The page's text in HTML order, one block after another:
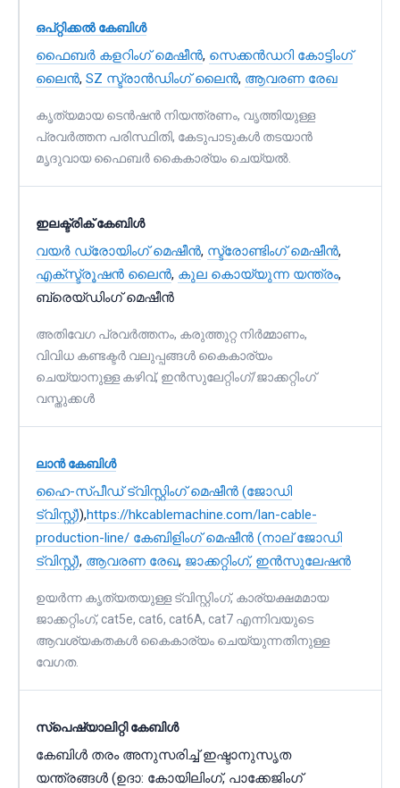
ഒപ്റ്റിക്കൽ കേബിൾ
ഫൈബർ കളറിംഗ് മെഷീൻ, സെക്കൻഡറി കോട്ടിംഗ്
ലൈൻ, SZ സ്ട്രാൻഡിംഗ് ലൈൻ, ആവരണ രേഖ
കൃത്യമായ ടെൻഷൻ നിയന്ത്രണം, വൃത്തിയുള്ള
പ്രവർത്തന പരിസ്ഥിതി, കേടുപാടുകൾ തടയാൻ
മൃദുവായ ഫൈബർ കൈകാര്യം ചെയ്യൽ.
ഇലക്ട്രിക് കേബിൾ
വയർ ഡ്രോയിംഗ് മെഷീൻ, സ്ട്രോണ്ടിംഗ് മെഷീൻ,
എക്സ്ട്രൂഷൻ ലൈൻ, കുല കൊയ്യുന്ന യന്ത്രം,
ബ്രെയ്ഡിംഗ് മെഷീൻ
അതിവേഗ പ്രവർത്തനം, കരുത്തുറ്റ നിർമ്മാണം,
വിവിധ കണ്ടക്ടർ വലുപ്പങ്ങൾ കൈകാര്യം
ചെയ്യാനുള്ള കഴിവ്, ഇൻസുലേറ്റിംഗ്/ജാക്കറ്റിംഗ്
വസ്തുക്കൾ
ലാൻ കേബിൾ
ഹൈ-സ്പീഡ് ട്വിസ്റ്റിംഗ് മെഷീൻ (ജോഡി
ട്വിസ്റ്റ്)),https://hkcablemachine.com/lan-cable-
production-line/ കേബിളിംഗ് മെഷീൻ (നാല് ജോഡി
ട്വിസ്റ്റ്), ആവരണ രേഖ, ജാക്കറ്റിംഗ്, ഇൻസുലേഷൻ
ഉയർന്ന കൃത്യതയുള്ള ട്വിസ്റ്റിംഗ്, കാര്യക്ഷമമായ
ജാക്കറ്റിംഗ്, cat5e, cat6, cat6A, cat7 എന്നിവയുടെ
ആവശ്യകതകൾ കൈകാര്യം ചെയ്യുന്നതിനുള്ള
വേഗത.
സ്പെഷ്യാലിറ്റി കേബിൾ
കേബിൾ തരം അനുസരിച്ച് ഇഷ്ടാനുസൃത
യന്ത്രങ്ങൾ (ഉദാ: കോയിലിംഗ്, പാക്കേജിംഗ്